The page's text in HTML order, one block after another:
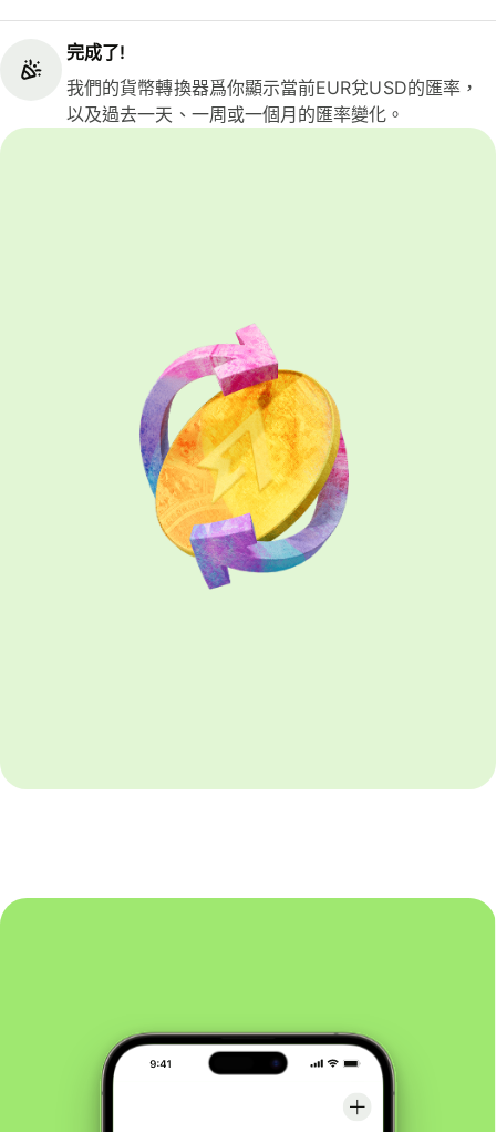
完成了!
我們的貨幣轉換器爲你顯示當前EUR兌USD的匯率，
以及過去一天、一周或一個月的匯率變化。